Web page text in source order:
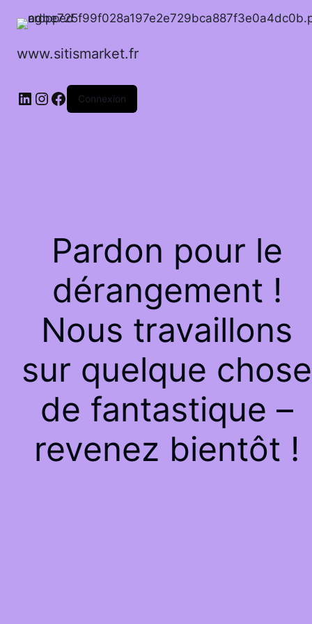
www.sitismarket.fr
LinkedIn
Instagram
Facebook
Connexion
Pardon pour le
dérangement !
Nous travaillons
sur quelque chose
de fantastique –
revenez bientôt !